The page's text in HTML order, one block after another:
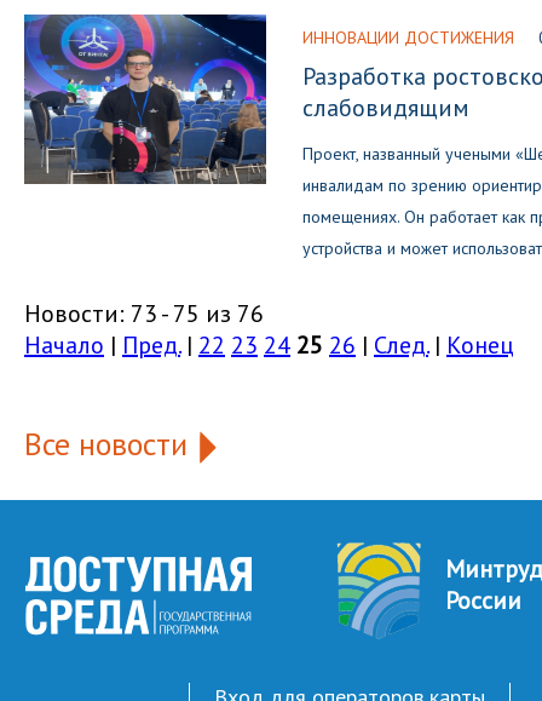
ИННОВАЦИИ ДОСТИЖЕНИЯ
Разработка
слабовидящим
Проект, названный учеными
инвалидам по зрению
помещениях. Он работает как
устройства и может
Новости: 73 - 75 из 76
Начало | Пред.| 22 23 24 25 26 | След.| Конец
Все новости
Минтруд
России